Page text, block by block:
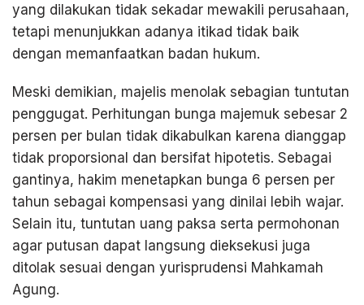
yang dilakukan tidak sekadar mewakili perusahaan,
tetapi menunjukkan adanya itikad tidak baik
dengan memanfaatkan badan hukum.
Meski demikian, majelis menolak sebagian tuntutan
penggugat. Perhitungan bunga majemuk sebesar 2
persen per bulan tidak dikabulkan karena dianggap
tidak proporsional dan bersifat hipotetis. Sebagai
gantinya, hakim menetapkan bunga 6 persen per
tahun sebagai kompensasi yang dinilai lebih wajar.
Selain itu, tuntutan uang paksa serta permohonan
agar putusan dapat langsung dieksekusi juga
ditolak sesuai dengan yurisprudensi Mahkamah
Agung.